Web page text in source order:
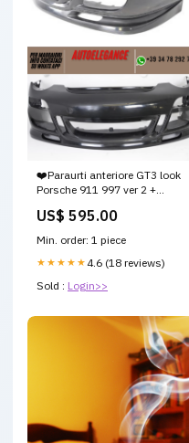
❤️Paraurti anteriore GT3 look
Porsche 911 997 ver 2 +
Look
US$ 595.00
Min. order: 1 piece
★★★★★ 4.6 (18 reviews)
Sold : Login>>